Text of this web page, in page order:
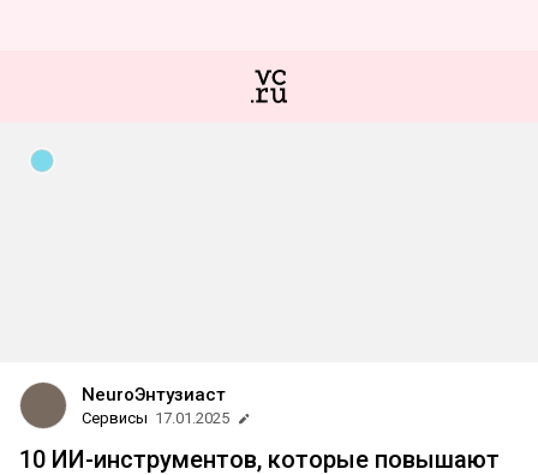
NeuroЭнтузиаст
Сервисы 17.01.2025
10 ИИ-инструментов, которые повышают